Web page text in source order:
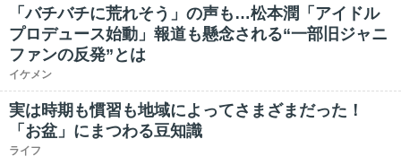
「バチバチに荒れそう」の声も…松本潤「アイドル
プロデュース始動」報道も懸念される“一部旧ジャニ
ファンの反発”とは
イケメン
実は時期も慣習も地域によってさまざまだった！
「お盆」にまつわる豆知識
ライフ